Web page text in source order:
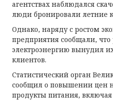
агентствах наблюдался
люди бронировали летние
Однако, наряду с ростом
предприятия сообщали, что
электроэнергию вынудил
клиентов.
Статистический орган
сообщил о повышении цен
продукты питания,